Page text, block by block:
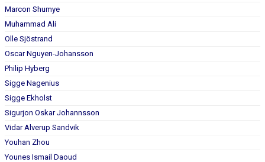
Marcon Shumye
Muhammad Ali
Olle Sjöstrand
Oscar Nguyen-Johansson
Philip Hyberg
Sigge Nagenius
Sigge Ekholst
Sigurjon Oskar Johannsson
Vidar Alverup Sandvik
Youhan Zhou
Younes Ismail Daoud